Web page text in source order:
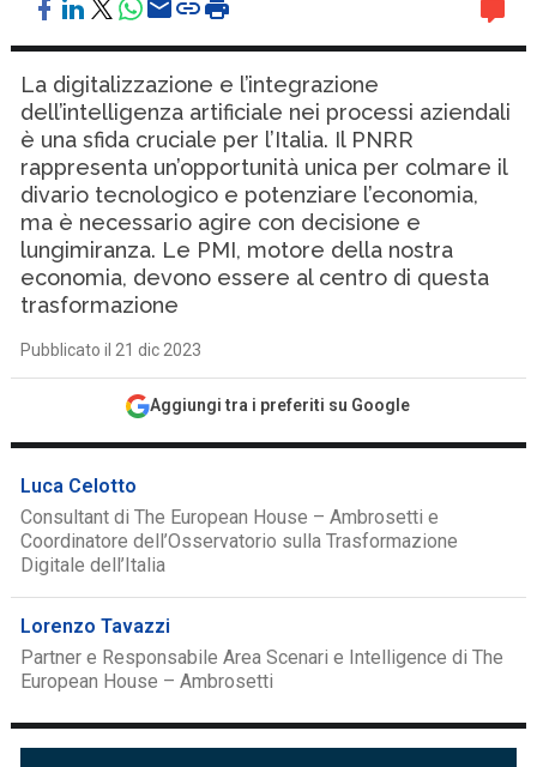
La digitalizzazione e l’integrazione
dell’intelligenza artificiale nei processi aziendali
è una sfida cruciale per l’Italia. Il PNRR
rappresenta un’opportunità unica per colmare il
divario tecnologico e potenziare l’economia,
ma è necessario agire con decisione e
lungimiranza. Le PMI, motore della nostra
economia, devono essere al centro di questa
trasformazione
Pubblicato il 21 dic 2023
Aggiungi tra i preferiti su Google
Luca Celotto
Consultant di The European House – Ambrosetti e
Coordinatore dell’Osservatorio sulla Trasformazione
Digitale dell’Italia
Lorenzo Tavazzi
Partner e Responsabile Area Scenari e Intelligence di The
European House – Ambrosetti